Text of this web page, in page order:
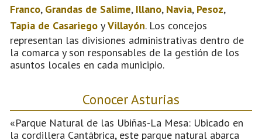
Franco, Grandas de Salime, Illano, Navia, Pesoz,
Tapia de Casariego yVillayón. Los concejos
representan las divisiones administrativas dentro de
la comarca y son responsables de la gestión de los
asuntos locales en cada municipio.
Conocer Asturias
«Parque Natural de las Ubiñas-La Mesa: Ubicado en
la cordillera Cantábrica, este parque natural abarca